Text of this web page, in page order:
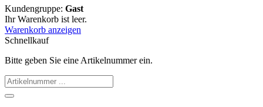
Kundengruppe: Gast
Ihr Warenkorb ist leer.
Warenkorb anzeigen
Schnellkauf
Bitte geben Sie eine Artikelnummer ein.